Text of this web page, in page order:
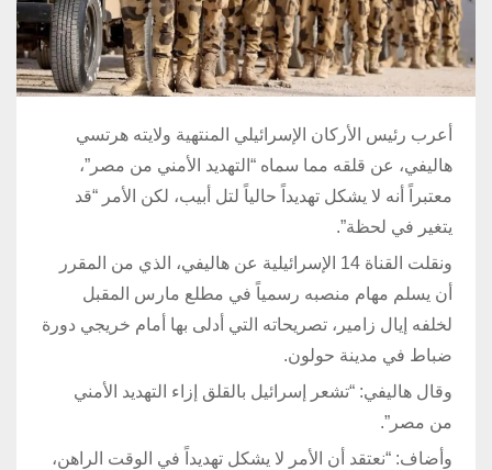
أعرب رئيس الأركان الإسرائيلي المنتهية ولايته هرتسي
هاليفي، عن قلقه مما سماه “التهديد الأمني من مصر”،
معتبراً أنه لا يشكل تهديداً حالياً لتل أبيب، لكن الأمر “قد
يتغير في لحظة”.
ونقلت القناة 14 الإسرائيلية عن هاليفي، الذي من المقرر
أن يسلم مهام منصبه رسمياً في مطلع مارس المقبل
لخلفه إيال زامير، تصريحاته التي أدلى بها أمام خريجي دورة
ضباط في مدينة حولون.
وقال هاليفي: “تشعر إسرائيل بالقلق إزاء التهديد الأمني
من مصر”.
وأضاف: “نعتقد أن الأمر لا يشكل تهديداً في الوقت الراهن،